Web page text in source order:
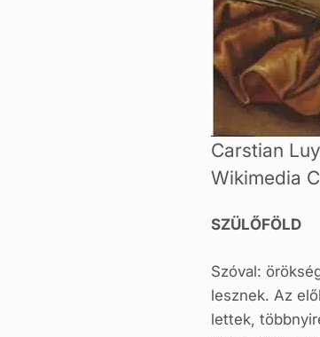
Carstian
Wikimedia
SZÜLŐFÖLD
Szóval:
lesznek. Az
lettek,